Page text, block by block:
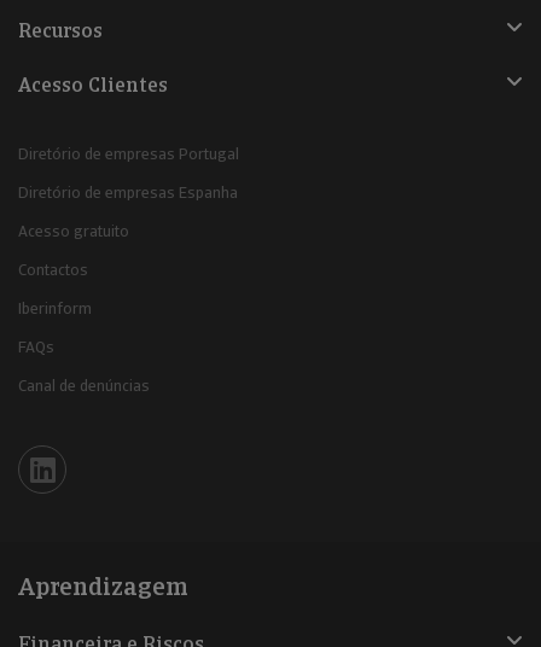
Recursos
Acesso Clientes
Diretório de empresas Portugal
Diretório de empresas Espanha
Acesso gratuito
Contactos
Iberinform
FAQs
Canal de denúncias
Iberinform en Linkedin
Aprendizagem